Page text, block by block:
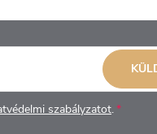
szabályzatot.